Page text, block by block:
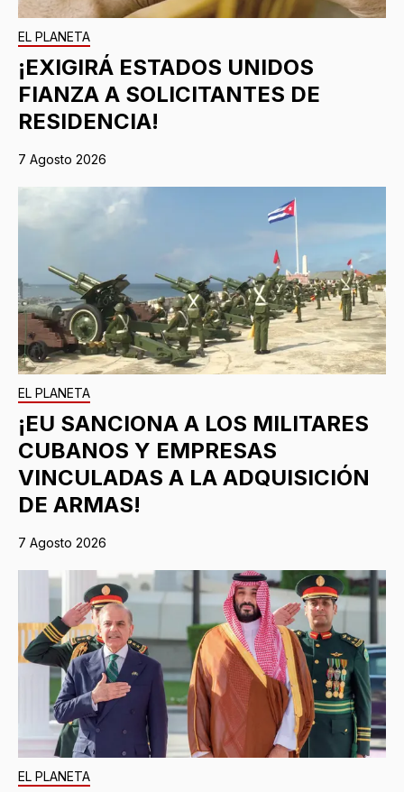
EL PLANETA
¡EXIGIRÁ ESTADOS UNIDOS
FIANZA A SOLICITANTES DE
RESIDENCIA!
7 Agosto 2026
EL PLANETA
¡EU SANCIONA A LOS MILITARES
CUBANOS Y EMPRESAS
VINCULADAS A LA ADQUISICIÓN
DE ARMAS!
7 Agosto 2026
EL PLANETA